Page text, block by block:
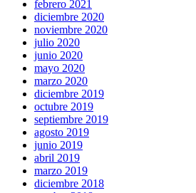
febrero 2021
diciembre 2020
noviembre 2020
julio 2020
junio 2020
mayo 2020
marzo 2020
diciembre 2019
octubre 2019
septiembre 2019
agosto 2019
junio 2019
abril 2019
marzo 2019
diciembre 2018